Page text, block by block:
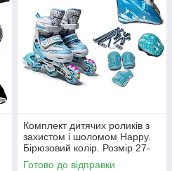
Комплект дитячих роликів з
захистом і шоломом Happy.
Бірюзовий колір. Розмір 27-
30
Готово до відправки